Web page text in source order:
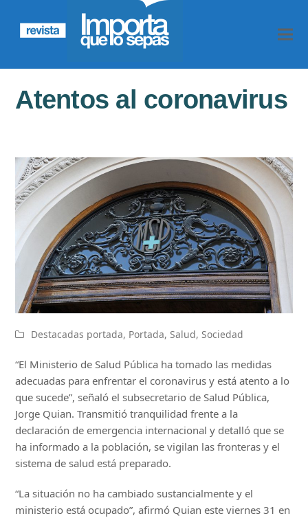
Atentos al coronavirus
Destacadas portada, Portada,Salud,Sociedad
“El Ministerio de Salud Pública ha tomado las medidas
adecuadas para enfrentar el coronavirus y está atento a lo
que sucede”, señaló el subsecretario de Salud Pública,
Jorge Quian. Transmitió tranquilidad frente a la
declaración de emergencia internacional y detalló que se
ha informado a la población, se vigilan las fronteras y el
sistema de salud está preparado.
“La situación no ha cambiado sustancialmente y el
ministerio está ocupado”, afirmó Quian este viernes 31 en